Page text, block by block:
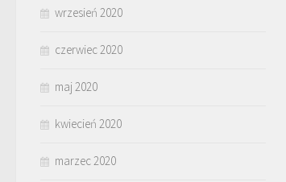
wrzesień 2020
czerwiec 2020
maj 2020
kwiecień 2020
marzec 2020